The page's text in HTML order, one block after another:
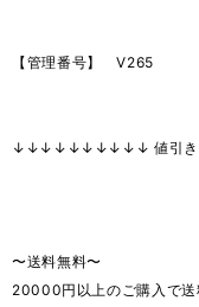
【管理番号】 V265
↓↓↓↓↓↓↓↓↓↓ 値引
〜送料無料〜
20000円以上のご購入で送